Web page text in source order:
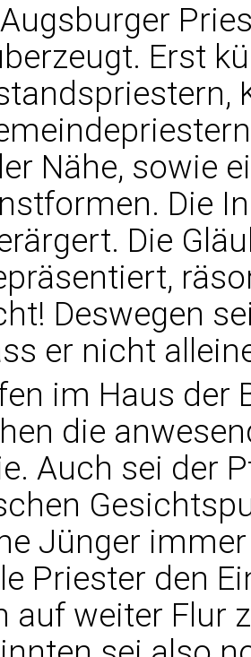
Erst
Nähe, sowie
Die
Die
Deswegen
er nicht
im Haus der
die
Auch sei der
Jünger
Priester den
auf weiter Flur